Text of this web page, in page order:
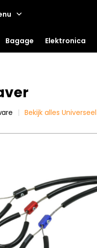
Bagage Elektronica
Bekijk alles Universeel